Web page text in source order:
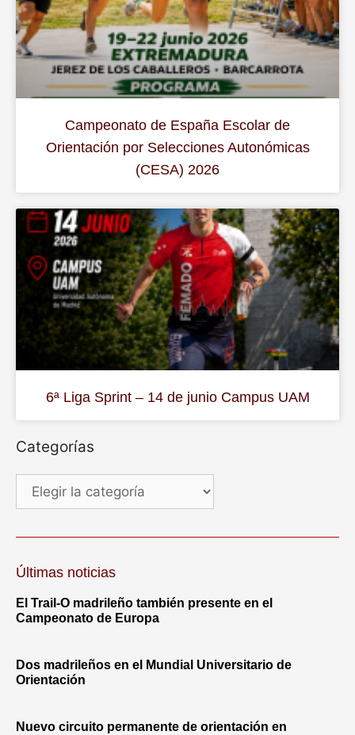
Campeonato de España Escolar de
Orientación por Selecciones Autonómicas
(CESA) 2026
6ª Liga Sprint – 14 de junio Campus UAM
Categorías
Últimas noticias
El Trail-O madrileño también presente en el
Campeonato de Europa
Dos madrileños en el Mundial Universitario de
Orientación
Nuevo circuito permanente de orientación en